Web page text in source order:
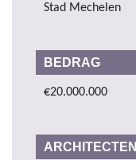
Stad Mechelen
BEDRAG
€20.000.000
ARCHITECTEN